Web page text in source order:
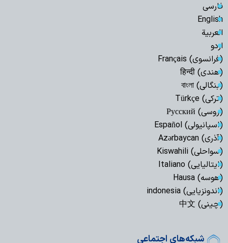
فارسی
English
العربیة
اردو
(فرانسوی) Français
(هندی) हिन्दी
(بنگالی) বাংলা
(ترکی) Türkçe
(روسی) Русский
(اسپانیولی) Español
(آذری) Azərbaycan
(سواحلی) Kiswahili
(ایتالیایی) Italiano
(هوسه) Hausa
(اندونزیایی) indonesia
(چینی) 中文
شبکه‌های اجتماعی